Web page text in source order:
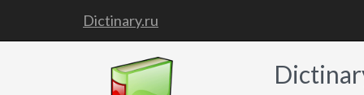
Dictinary.ru